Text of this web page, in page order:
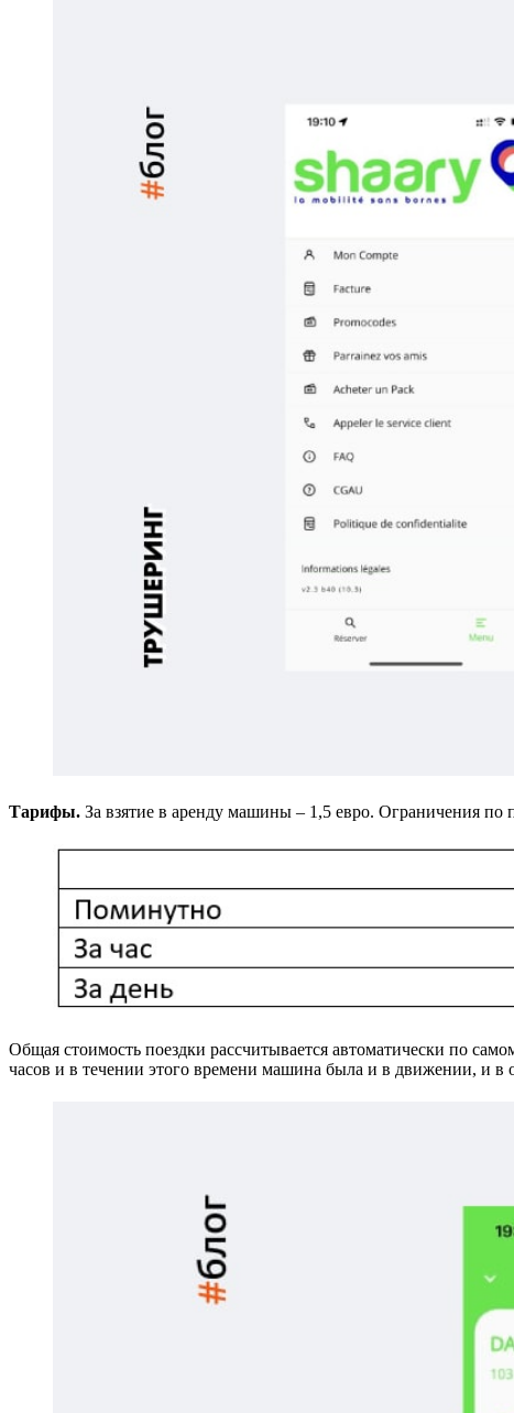
Тарифы. За взятие в аренду машины – 1,5 евро. Ограничения по
Общая стоимость поездки рассчитывается автоматически по
часов и в течении этого времени машина была и в движении, и в